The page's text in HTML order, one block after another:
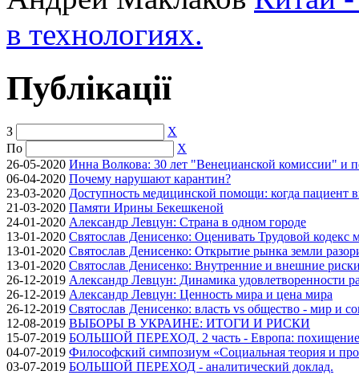
в технологиях.
Публікації
З
X
По
X
26-05-2020 Инна Волкова: 30 лет "Венецианской комиссии" и
06-04-2020 Почему нарушают карантин?
23-03-2020 Доступность медицинской помощи: когда пациент
21-03-2020 Памяти Ирины Бекешкеной
24-01-2020 Александр Левцун: Страна в одном городе
13-01-2020 Святослав Денисенко: Оценивать Трудовой кодекс
13-01-2020 Святослав Денисенко: Открытие рынка земли
13-01-2020 Святослав Денисенко: Внутренние и внешние
26-12-2019 Александр Левцун: Динамика удовлетворенности
26-12-2019 Александр Левцун: Ценность мира и цена мира
26-12-2019 Святослав Денисенко: власть vs общество - мир и
12-08-2019 ВЫБОРЫ В УКРАИНЕ: ИТОГИ И РИСКИ
15-07-2019 БОЛЬШОЙ ПЕРЕХОД. 2 часть - Европа: похищение
04-07-2019 Философский симпозиум «Социальная теория и
03-07-2019 БОЛЬШОЙ ПЕРЕХОД - аналитический доклад.